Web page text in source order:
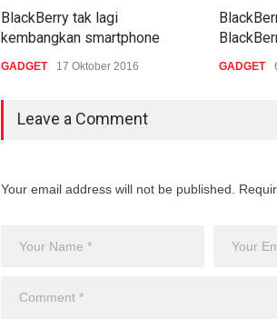
BlackBerry tak lagi
kembangkan smartphone
GADGET 17 Oktober 2016 GADGET
Leave a Comment
Your email address will not be published.